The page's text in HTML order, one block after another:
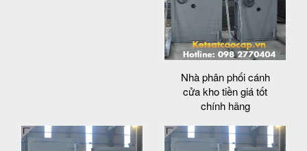
Nhà phân phối cánh
cửa kho tiền giá tốt
chính hãng